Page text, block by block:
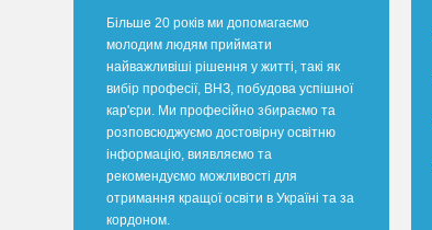
Більше 20 років ми допомагаємо
молодим людям приймати
найважливіші рішення у житті, такі як
вибір професії, ВНЗ, побудова успішної
кар'єри. Ми професійно збираємо та
розповсюджуємо достовірну освітню
інформацію, виявляємо та
рекомендуємо можливості для
отримання кращої освіти в Україні та за
кордоном.